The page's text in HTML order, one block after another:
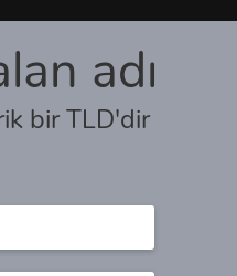
adı
bir TLD'dir